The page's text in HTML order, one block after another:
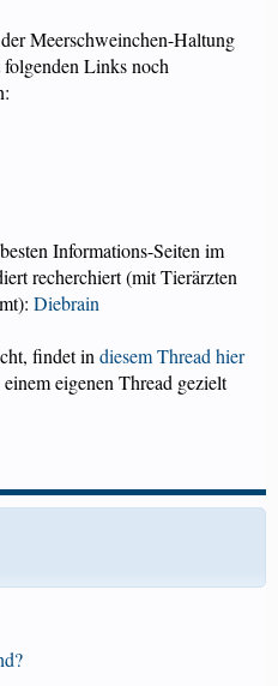
Meerschweinchen-Haltung
Links noch
Informations-Seiten im
recherchiert (mit Tierärzten
Diebrain
findet in diesem Thread hier
eigenen Thread gezielt